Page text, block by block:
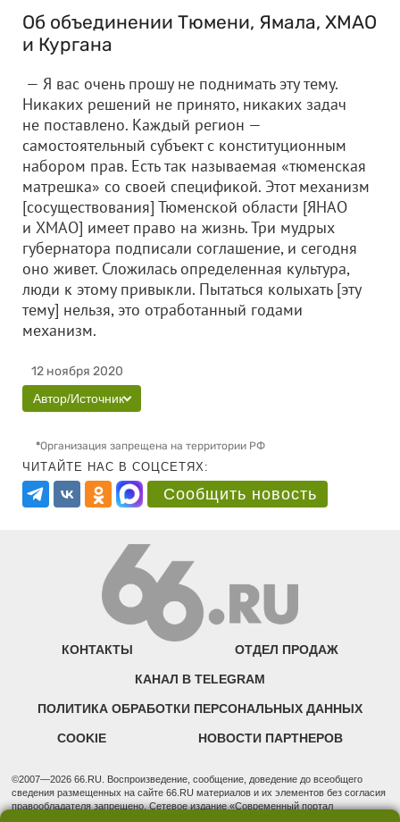
Об объединении Тюмени, Ямала, ХМАО
и Кургана
— Я вас очень прошу не поднимать эту тему.
Никаких решений не принято, никаких задач
не поставлено. Каждый регион —
самостоятельный субъект с конституционным
набором прав. Есть так называемая «тюменская
матрешка» со своей спецификой. Этот механизм
[сосуществования] Тюменской области [ЯНАО
и ХМАО] имеет право на жизнь. Три мудрых
губернатора подписали соглашение, и сегодня
оно живет. Сложилась определенная культура,
люди к этому привыкли. Пытаться колыхать [эту
тему] нельзя, это отработанный годами
механизм.
12 ноября 2020
Автор/Источник
*Организация запрещена на территории РФ
ЧИТАЙТЕ НАС В СОЦСЕТЯХ:
Сообщить новость
КОНТАКТЫ ОТДЕЛ ПРОДАЖ
КАНАЛ В TELEGRAM
ПОЛИТИКА ОБРАБОТКИ ПЕРСОНАЛЬНЫХ ДАННЫХ
COOKIE НОВОСТИ ПАРТНЕРОВ
©2007—2026 66.RU. Воспроизведение, сообщение, доведение до всеобщего
сведения размещенных на сайте 66.RU материалов и их элементов без согласия
правообладателя запрещено. Сетевое издание «Современный портал